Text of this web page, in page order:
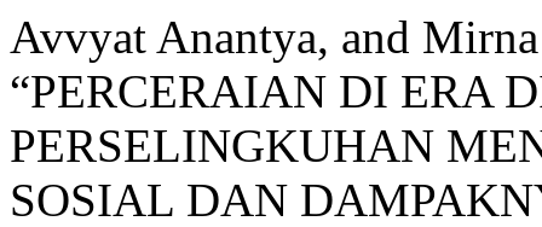
Avvyat Anantya, and
“PERCERAIAN DI ERA
PERSELINGKUHAN
SOSIAL DAN